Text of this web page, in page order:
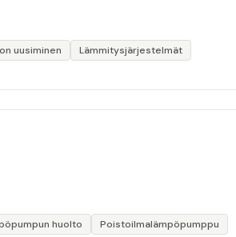
uusiminen
Lämmitysjärjestelmät
huolto
Poistoilmalämpöpumppu